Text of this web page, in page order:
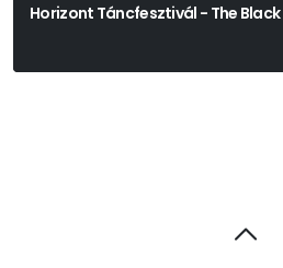
Horizont Táncfesztivál - The